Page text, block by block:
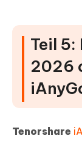
Teil 5:
2026
Tenorshare